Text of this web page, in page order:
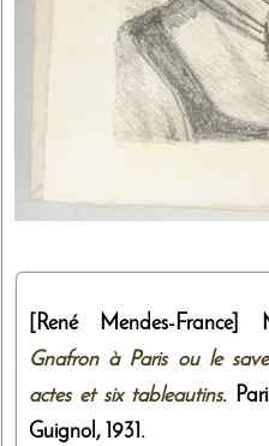
[René Mendes-France]
Gnafron à Paris ou le
actes et six tableautins.
Guignol , 1931 .